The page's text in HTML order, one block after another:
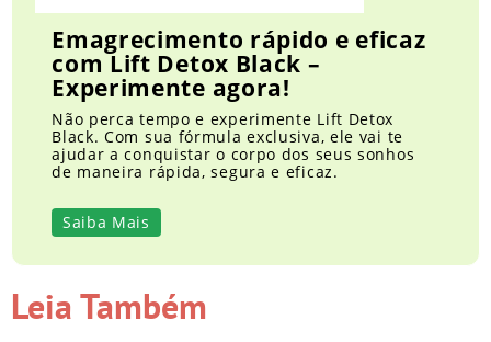
Emagrecimento rápido e eficaz
com Lift Detox Black –
Experimente agora!
Não perca tempo e experimente Lift Detox
Black. Com sua fórmula exclusiva, ele vai te
ajudar a conquistar o corpo dos seus sonhos
de maneira rápida, segura e eficaz.
Saiba Mais
Leia Também